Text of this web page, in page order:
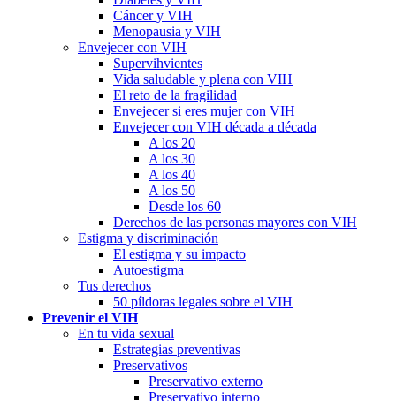
Cáncer y VIH
Menopausia y VIH
Envejecer con VIH
Supervihvientes
Vida saludable y plena con VIH
El reto de la fragilidad
Envejecer si eres mujer con VIH
Envejecer con VIH década a década
A los 20
A los 30
A los 40
A los 50
Desde los 60
Derechos de las personas mayores con VIH
Estigma y discriminación
El estigma y su impacto
Autoestigma
Tus derechos
50 píldoras legales sobre el VIH
Prevenir el VIH
En tu vida sexual
Estrategias preventivas
Preservativos
Preservativo externo
Preservativo interno